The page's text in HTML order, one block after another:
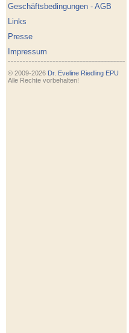
Geschäftsbedingungen - AGB
Links
Presse
Impressum
© 2009-2026 Dr. Eveline Riedling EPU
Alle Rechte vorbehalten!